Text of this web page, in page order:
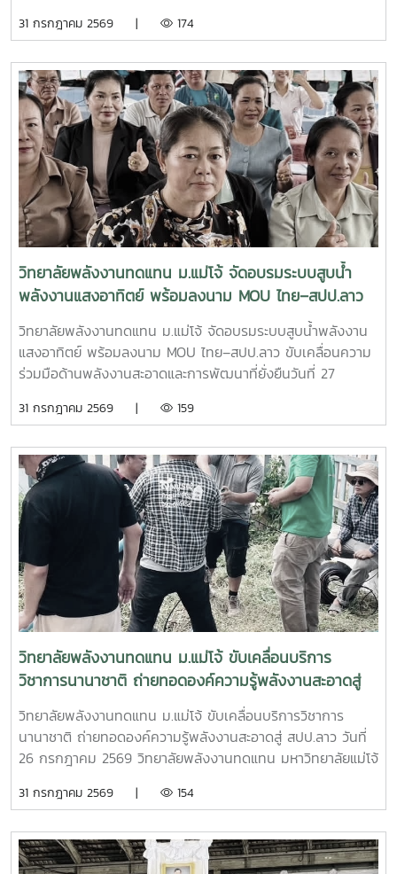
ระหว่างสถาบันการศึกษา หน่วยงานภาครัฐ และภาคีเครือข่ายของ
นวัตกรรมด้านพลังงานสะอาด- การประชุมสัมมนาครั้งนี้สะท้อน
ถึงความมุ่งมั่นของทุกภาคส่วนในการร่วมกันขับเคลื่อนการใช้
พลังงานทดแทน การพัฒนางานวิจัย และการถ่ายทอดองค์ความ
รู้สู่สังคม พร้อมส่งเสริมความร่วมมือทางวิชาการระหว่าง
ประเทศไทยและ สปป.ลาว ให้สามารถต่อยอดสู่การพัฒนาชุมชน
สังคม และสิ่งแวดล้อมอย่างยั่งยืนในระดับนานาชาติ วิทยาลัย
พลังงานทดแทน มหาวิทยาลัยแม่โจ้ ยังคงเดินหน้าสร้างเครือข่าย
ความร่วมมือกับพันธมิตรทั้งในและต่างประเทศ เพื่อร่วมพัฒนา
องค์ความรู้ เทคโนโลยี และนวัตกรรมด้านพลังงานสะอาด อันเป็น
รากฐานสำคัญของการพัฒนาที่ยั่งยืนในภูมิภาคอาเซียน
โดย ผู้ช่วยศาสตราจารย์ ดร.นิกราน หอมดวง คณบดีวิทยาลัย
สุจิตต์ รองคณบดีฝ่ายบริหาร, ผู้ช่วยศาสตราจารย์ ดร.ยิ่งรักษ์
อรรถเวชกุล รองคณบดีฝ่ายวิจัยและบริการวิชาการ คณาจารย์
และบุคลากร ลงพื้นที่จัดกิจกรรมบริการวิชาการนานาชาติ ณ
วิทยาลัยเทคนิควิชาชีพหลวงพระบาง แขวงหลวงพระบาง
สาธารณรัฐประชาธิปไตยประชาชนลาว กิจกรรมจัดขึ้นภายใต้
โครงการ “การใช้พลังงานทดแทนเพื่อการปรับตัวต่อการ
เปลี่ยนแปลงสภาพภูมิอากาศ” โดยมุ่งถ่ายทอดองค์ความรู้ด้าน
พลังงานแสงอาทิตย์ ทั้งภาคทฤษฎีและภาคปฏิบัติ เพื่อพัฒนา
ศักยภาพของผู้บริหาร คณาจารย์ บุคลากร และนักศึกษา ให้
สามารถประยุกต์ใช้เทคโนโลยีพลังงานทดแทนได้อย่างมี
ประสิทธิภาพและเกิดประโยชน์สูงสุด กิจกรรมสำคัญ ประกอบ
ด้วย- บรรยายหลักการทำงานของระบบผลิตไฟฟ้าพลังงานแสง
อาทิตย์ และระบบสูบน้ำพลังงานแสงอาทิตย์- ฝึกปฏิบัติการติด
ตั้งระบบสูบน้ำพลังงานแสงอาทิตย์ตามหลักวิชาการ- ถ่ายทอด
เทคนิคการตรวจสอบ การใช้งาน และการบำรุงรักษาระบบ เพื่อ
องค์ความรู้และประสบการณ์ระหว่างคณาจารย์ นักศึกษา และผู้
ทดแทนระหว่างประเทศไทยและ สปป.ลาว- การดำเนินกิจกรรม
ครั้งนี้มีเป้าหมายเพื่อเสริมสร้างศักยภาพบุคลากรด้านอาชีวศึกษา
ส่งเสริมการเรียนรู้จากการลงมือปฏิบัติจริง และสนับสนุนการ
ประยุกต์ใช้เทคโนโลยีพลังงานสะอาดในสถานศึกษาและชุมชน ซึ่ง
จะช่วยลดต้นทุนด้านพลังงาน เพิ่มโอกาสในการเข้าถึงพลังงาน
สะอาด และรองรับการพัฒนาเศรษฐกิจและสังคมอย่างยั่งยืน
วิทยาลัยพลังงานทดแทน มหาวิทยาลัยแม่โจ้ ยังคงมุ่งมั่นขับ
เคลื่อนพันธกิจด้านการบริการวิชาการสู่ระดับนานาชาติ ถ่ายทอด
องค์ความรู้ เทคโนโลยี และนวัตกรรมด้านพลังงานทดแทน เพื่อ
สร้างเครือข่ายความร่วมมือทางวิชาการ พัฒนาศักยภาพกำลัง
คน และร่วมกันสร้างอนาคตที่เป็นมิตรต่อสิ่งแวดล้อมอย่างยั่งยืน
31 กรกฎาคม 2569 | 174
วิทยาลัยพลังงานทดแทน ม.แม่โจ้ จัดอบรมระบบสูบน้ำ
พลังงานแสงอาทิตย์ พร้อมลงนาม MOU ไทย–สปป.ลาว
ขับเคลื่อนความร่วมมือด้านพลังงานสะอาดและการพัฒนา
ที่ยั่งยืน
วิทยาลัยพลังงานทดแทน ม.แม่โจ้ จัดอบรมระบบสูบน้ำพลังงาน
แสงอาทิตย์ พร้อมลงนาม MOU ไทย–สปป.ลาว ขับเคลื่อนความ
ร่วมมือด้านพลังงานสะอาดและการพัฒนาที่ยั่งยืนวันที่ 27
จัดกิจกรรมบริการวิชาการนานาชาติ ภายใต้โครงการ “การใช้
อากาศ” ณ โรงเรียนประถมสมบูรณ์พุเหล็กเจริญ แขวงหลวง
พระบาง สาธารณรัฐประชาธิปไตยประชาชนลาวการดำเนินงาน
ครั้งนี้นำโดย ผู้ช่วยศาสตราจารย์ ดร.นิกราน หอมดวง คณบดี
วิทยาลัยพลังงานทดแทน พร้อมด้วย ผู้ช่วยศาสตราจารย์
ดร.กิตติกร สาสุจิตต์ รองคณบดีฝ่ายบริหาร และ ผู้ช่วย
ศาสตราจารย์ ดร.ยิ่งรักษ์ อรรถเวชกุล รองคณบดีฝ่ายวิจัยและ
บริการวิชาการ พร้อมคณะผู้บริหาร คณาจารย์ บุคลากร และ
นักศึกษาระดับบัณฑิตศึกษา โดยมีครู บุคลากร และผู้แทนจาก
หน่วยงานภาครัฐและสถาบันการศึกษาของไทยและ สปป.ลาว เข้า
ร่วมกิจกรรมอย่างพร้อมเพรียง - ภาคเช้า จัดอบรมเชิงปฏิบัติ
การด้าน ระบบสูบน้ำพลังงานแสงอาทิตย์ เพื่อถ่ายทอดองค์ความ
รู้ให้แก่ครู บุคลากร และผู้เข้าร่วมอบรม ให้สามารถติดตั้ง ใช้งาน
และบำรุงรักษาระบบได้อย่างถูกต้องและมีประสิทธิภาพ- ภาคบ่าย
จัดอบรมในหัวข้อ “การลดโลกร้อนด้วยพลังงานทดแทน” โดยมี ผู้
ช่วยศาสตราจารย์ ดร.ยิ่งรักษ์ อรรถเวชกุล เป็นวิทยากร
พัฒนาชุมชนและการรับมือกับการเปลี่ยนแปลงสภาพภูมิอากาศ
ในการนำองค์ความรู้ไปใช้ประโยชน์ หัวข้อสำคัญในการอบรม
ประกอบด้วย- การติดตั้งระบบสูบน้ำพลังงานแสงอาทิตย์อย่าง
31 กรกฎาคม 2569 | 159
วิทยาลัยพลังงานทดแทน ม.แม่โจ้ ขับเคลื่อนบริการ
วิชาการนานาชาติ ถ่ายทอดองค์ความรู้พลังงานสะอาดสู่
สปป.ลาว
วิทยาลัยพลังงานทดแทน ม.แม่โจ้ ขับเคลื่อนบริการวิชาการ
นานาชาติ ถ่ายทอดองค์ความรู้พลังงานสะอาดสู่ สปป.ลาว วันที่
26 กรกฎาคม 2569 วิทยาลัยพลังงานทดแทน มหาวิทยาลัยแม่โจ้
บัณฑิตศึกษา ลงพื้นที่ โรงเรียนประถมสมบูรณ์พูเหล็กเจริญ
ดำเนิน โครงการบริการวิชาการนานาชาติ ภายใต้หัวข้อ “การใช้
พลังงานทดแทนเพื่อการปรับตัวต่อการเปลี่ยนแปลงสภาพภูมิ
31 กรกฎาคม 2569 | 154